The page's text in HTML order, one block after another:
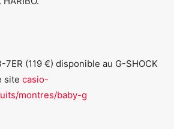
7ER (119 €) disponible au G-SHOCK
site casio-
montres/baby-g